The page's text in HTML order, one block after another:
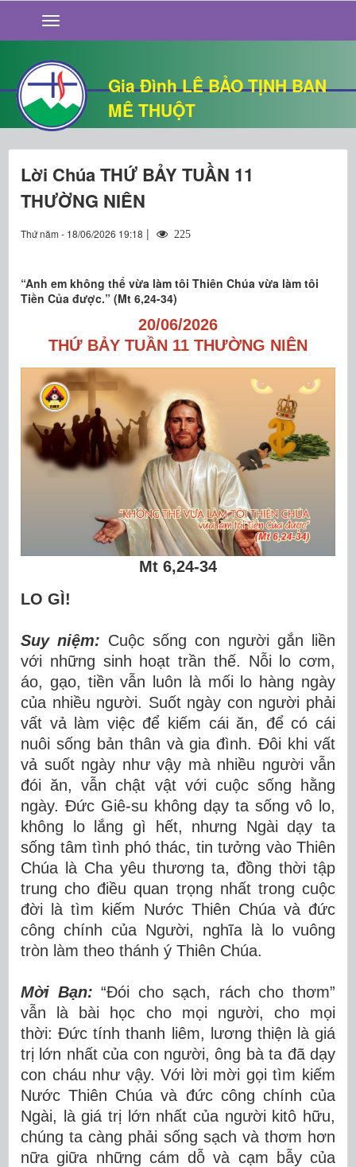
Gia Đình LÊ BẢO TỊNH BAN
MÊ THUỘT
GIỚI THIỆU
TIN TỨC
SỐNG ĐẠO
CHUYỆN NHÀ
QUÁN VĂN
THƯ GIÃN
Lời Chúa THỨ BẢY TUẦN 11
THƯỜNG NIÊN
Thứ năm - 18/06/2026 19:18 | 225
“Anh em không thể vừa làm tôi Thiên Chúa vừa làm tôi
Tiền Của được.” (Mt 6,24-34)
20/06/2026
THỨ BẢY TUẦN 11 THƯỜNG NIÊN
Mt 6,24-34
LO GÌ!
Suy niệm: Cuộc sống con người gắn liền
với những sinh hoạt trần thế. Nỗi lo cơm,
áo, gạo, tiền vẫn luôn là mối lo hàng ngày
của nhiều người. Suốt ngày con người phải
vất vả làm việc để kiếm cái ăn, để có cái
nuôi sống bản thân và gia đình. Đôi khi vất
vả suốt ngày như vậy mà nhiều người vẫn
đói ăn, vẫn chật vật với cuộc sống hằng
ngày. Đức Giê-su không dạy ta sống vô lo,
không lo lắng gì hết, nhưng Ngài dạy ta
sống tâm tình phó thác, tin tưởng vào Thiên
Chúa là Cha yêu thương ta, đồng thời tập
trung cho điều quan trọng nhất trong cuộc
đời là tìm kiếm Nước Thiên Chúa và đức
công chính của Người, nghĩa là lo vuông
tròn làm theo thánh ý Thiên Chúa.
Mời Bạn: “Đói cho sạch, rách cho thơm”
vẫn là bài học cho mọi người, cho mọi
thời: Đức tính thanh liêm, lương thiện là giá
trị lớn nhất của con người, ông bà ta đã dạy
con cháu như vậy. Với lời mời gọi tìm kiếm
Nước Thiên Chúa và đức công chính của
Ngài, là giá trị lớn nhất của người kitô hữu,
chúng ta càng phải sống sạch và thơm hơn
nữa giữa những cám dỗ và cạm bẫy của